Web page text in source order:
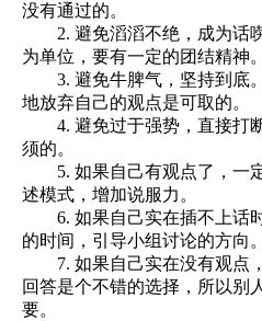
没有通过的。
2. 避免滔滔不绝，成为话
为单位，要有一定的团结精神。
3. 避免牛脾气，坚持到底
地放弃自己的观点是可取的。
4. 避免过于强势，直接打
须的。
5. 如果自己有观点了，一定
述模式，增加说服力。
6. 如果自己实在插不上话
的时间，引导小组讨论的方向。
7. 如果自己实在没有观点
回答是个不错的选择，所以别
要。